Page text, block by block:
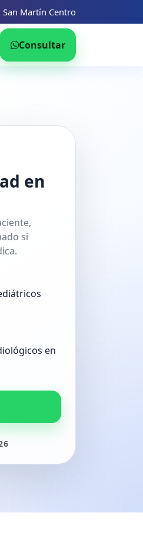
San Martín Centro
Consultar
en
si
en